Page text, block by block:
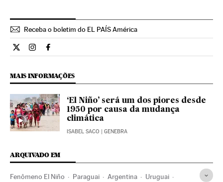
Receba o boletim do EL PAÍS América
Internacional El País Brasil en Twitter
Internacional El País Brasil en Instagram
Internacional El País Brasil en Facebook
MAIS INFORMAÇÕES
‘El Niño’ será um dos piores desde
1950 por causa da mudança
climática
ISABEL SACO | GENEBRA
ARQUIVADO EM
Fenômeno El Niño Paraguai Argentina Uruguai